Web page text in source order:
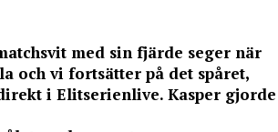
med sin fjärde seger när
och vi fortsätter på det spåret,
i Elitserienlive. Kasper